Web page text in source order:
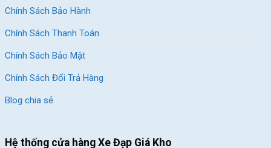
Chính Sách Bảo Hành
Chính Sách Thanh Toán
Chính Sách Bảo Mật
Chính Sách Đổi Trả Hàng
Blog chia sẻ
Hệ thống cửa hàng Xe Đạp Giá Kho